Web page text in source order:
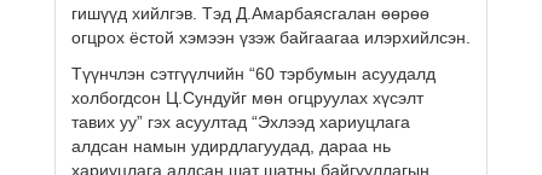
гишүүд хийлгэв. Тэд Д.Амарбаясгалан өөрөө
огцрох ёстой хэмээн үзэж байгаагаа илэрхийлсэн.
Түүнчлэн сэтгүүлчийн “60 тэрбумын асуудалд
холбогдсон Ц.Сундуйг мөн огцруулах хүсэлт
тавих уу” гэх асуултад “Эхлээд хариуцлага
алдсан намын удирдлагуудад, дараа нь
хариуцлага алдсан шат шатны байгууллагын